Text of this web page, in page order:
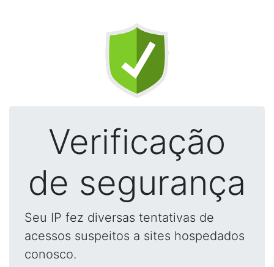
Verificação
de segurança
Seu IP fez diversas tentativas de
acessos suspeitos a sites hospedados
conosco.